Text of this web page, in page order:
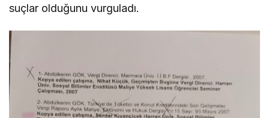
suçlar olduğunu vurguladı.